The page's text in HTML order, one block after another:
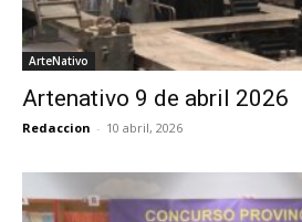
ArteNativo
Artenativo 9 de abril 2026
Redaccion - 10 abril, 2026